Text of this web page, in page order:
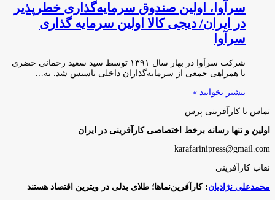
سرآوا، اولین صندوق سرمایه‌گذاری خطرپذیر
در ایران/ دیجی کالا اولین سرمایه گذاری
سرآوا
شرکت سرآوا در بهار سال ۱۳۹۱ توسط سید سعید رحمانی خضری
با همراهی جمعی از سرمایه‌گذاران داخلی تاسیس شد. به…
بیشتر بخوانید »
تماس با کارآفرینی پرس
اولین و تنها رسانه برخط اختصاصی کارآفرینی در ایران
karafarinipress@gmail.com
نقاب کارآفرینی
محمدعلی نژادیان: کارآفرین‌نماها؛ طلای بدلی در ویترین اقتصاد هستند